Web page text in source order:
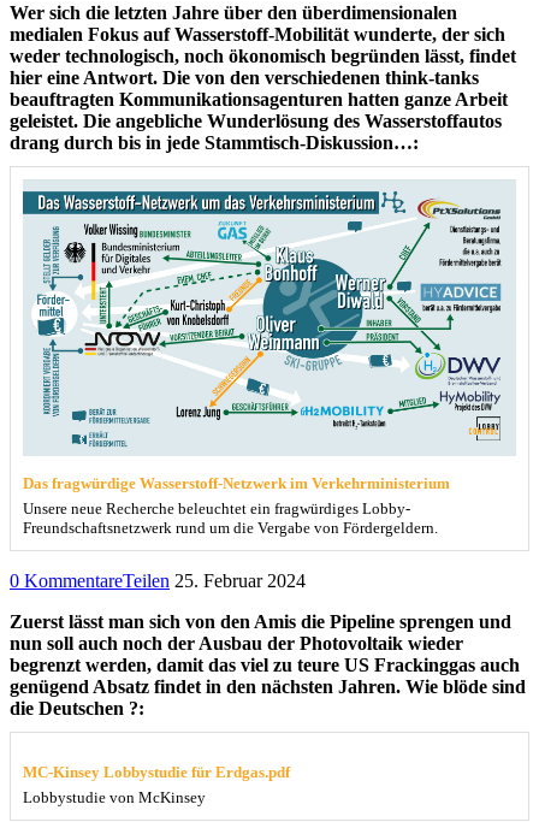
Wer sich die letzten Jahre über den überdimensionalen
medialen Fokus auf Wasserstoff-Mobilität wunderte, der sich
weder technologisch, noch ökonomisch begründen lässt, findet
hier eine Antwort. Die von den verschiedenen think-tanks
beauftragten Kommunikationsagenturen hatten ganze Arbeit
geleistet. Die angebliche Wunderlösung des Wasserstoffautos
drang durch bis in jede Stammtisch-Diskussion…:
Das fragwürdige Wasserstoff-Netzwerk im Verkehrministerium
Unsere neue Recherche beleuchtet ein fragwürdiges Lobby-
Freundschaftsnetzwerk rund um die Vergabe von Fördergeldern.
0 KommentareTeilen 25. Februar 2024
Zuerst lässt man sich von den Amis die Pipeline sprengen und
nun soll auch noch der Ausbau der Photovoltaik wieder
begrenzt werden, damit das viel zu teure US Frackinggas auch
genügend Absatz findet in den nächsten Jahren. Wie blöde sind
die Deutschen ?:
MC-Kinsey Lobbystudie für Erdgas.pdf
Lobbystudie von McKinsey